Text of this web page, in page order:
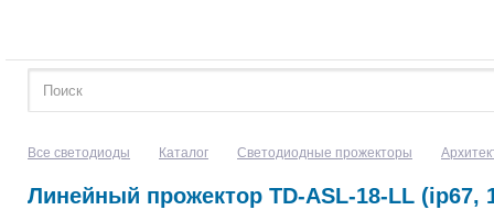
Все светодиоды Каталог Светодиодные прожекторы
Линейный прожектор TD-ASL-18-LL (ip67,